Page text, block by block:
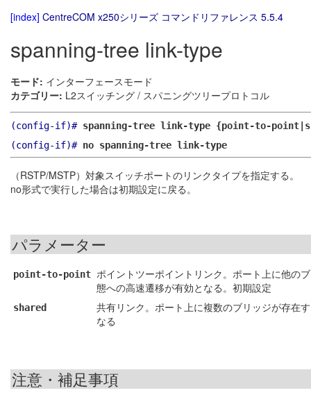
[index] CentreCOM x250シリーズ コマンドリファレンス 5.5.4
spanning-tree link-type
モード: インターフェースモード
カテゴリー: L2スイッチング / スパニングツリープロトコル
(config-if)# spanning-tree link-type {point-to-
(config-if)# no spanning-tree link-type
（RSTP/MSTP）対象スイッチポートのリンクタイプを指定する。
no形式で実行した場合は初期設定に戻る。
パラメーター
point-to-point ポイントツーポイントリンク。ポート上に他の
態への高速遷移が有効となる。初期設定
shared
共有リンク。ポート上に複数のブリッジが存在
なる
注意・補足事項